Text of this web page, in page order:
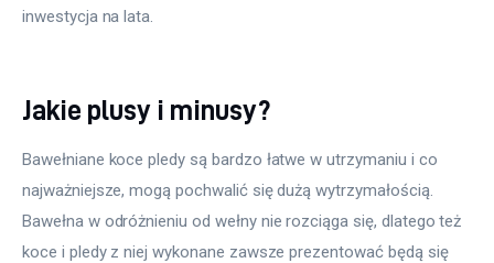
inwestycja na lata.
Jakie plusy i minusy?
Bawełniane koce pledy są bardzo łatwe w utrzymaniu i co
najważniejsze, mogą pochwalić się dużą wytrzymałością.
Bawełna w odróżnieniu od wełny nie rozciąga się, dlatego też
koce i pledy z niej wykonane zawsze prezentować będą się